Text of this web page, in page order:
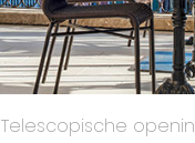
Telescopische